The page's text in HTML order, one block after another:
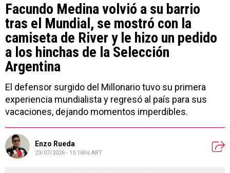
Facundo Medina volvió a su barrio
tras el Mundial, se mostró con la
camiseta de River y le hizo un pedido
a los hinchas de la Selección
Argentina
El defensor surgido del Millonario tuvo su primera
experiencia mundialista y regresó al país para sus
vacaciones, dejando momentos imperdibles.
Enzo Rueda
23/07/2026 - 15:16hs ART